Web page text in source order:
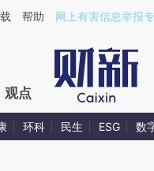
帮助 网上有害信息举报
观点
环科 民生 ESG 数